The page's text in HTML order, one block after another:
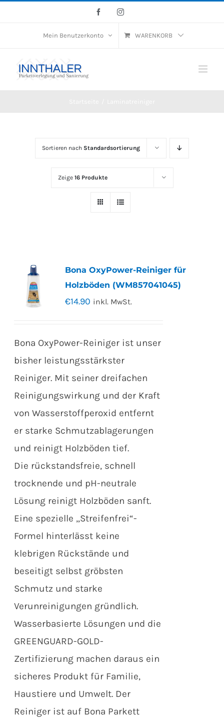
FacebookInstagram
Mein Benutzerkonto WARENKORB
Sortieren nach Standardsortierung
Zeige 16 Produkte
Bona OxyPower-Reiniger für
Holzböden (WM857041045)
€14.90 inkl. MwSt.
Bona OxyPower-Reiniger ist unser
bisher leistungsstärkster
Reiniger. Mit seiner dreifachen
Reinigungswirkung und der Kraft
von Wasserstoffperoxid entfernt
er starke Schmutzablagerungen
und reinigt Holzböden tief.
Die rückstandsfreie, schnell
trocknende und pH-neutrale
Lösung reinigt Holzböden sanft.
Eine spezielle „Streifenfrei“-
Formel hinterlässt keine
klebrigen Rückstände und
beseitigt selbst gröbsten
Schmutz und starke
Verunreinigungen gründlich.
Wasserbasierte Lösungen und die
GREENGUARD-GOLD-
Zertifizierung machen daraus ein
sicheres Produkt für Familie,
Haustiere und Umwelt. Der
Reiniger ist auf Bona Parkett